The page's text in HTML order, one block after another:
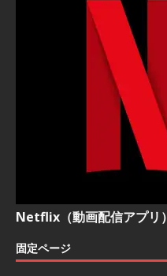
Netflix（動画配信アプリ）
固定ページ